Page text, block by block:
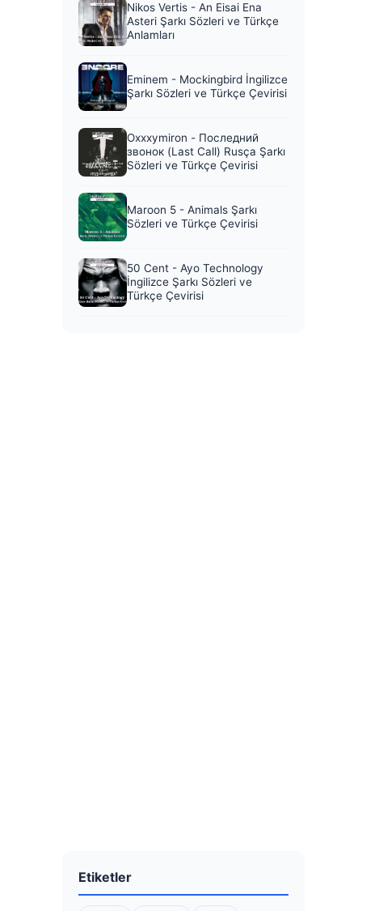
Nikos Vertis - An Eisai Ena
Asteri Şarkı Sözleri ve Türkçe
Anlamları
Eminem - Mockingbird İngilizce
Şarkı Sözleri ve Türkçe Çevirisi
Oxxxymiron - Последний
звонок (Last Call) Rusça Şarkı
Sözleri ve Türkçe Çevirisi
Maroon 5 - Animals Şarkı
Sözleri ve Türkçe Çevirisi
50 Cent - Ayo Technology
İngilizce Şarkı Sözleri ve
Türkçe Çevirisi
Etiketler